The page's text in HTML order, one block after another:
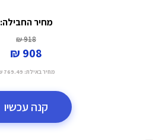
מחיר החבילה:
918 ₪
908 ₪
מחיר באילת: 769.49 ₪
קנה עכשיו